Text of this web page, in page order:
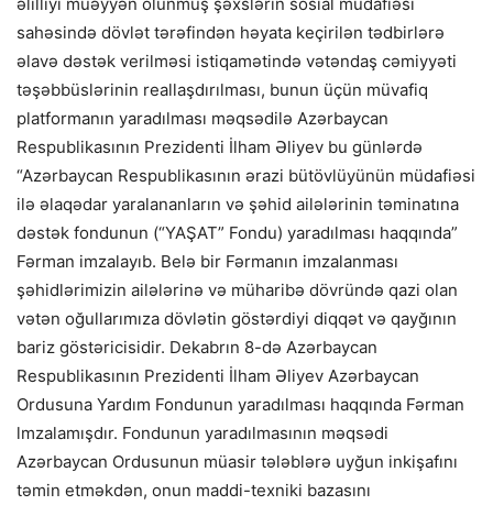
sahəsində dövlət tərəfindən həyata keçirilən tədbirlərə
əlavə dəstək verilməsi istiqamətində vətəndaş cəmiyyəti
təşəbbüslərinin reallaşdırılması, bunun üçün müvafiq
platformanın yaradılması məqsədilə Azərbaycan
Respublikasının Prezidenti İlham Əliyev bu günlərdə
“Azərbaycan Respublikasının ərazi bütövlüyünün müdafiəsi
ilə əlaqədar yaralananların və şəhid ailələrinin təminatına
dəstək fondunun (“YAŞAT” Fondu) yaradılması haqqında”
Fərman imzalayıb. Belə bir Fərmanın imzalanması
şəhidlərimizin ailələrinə və müharibə dövründə qazi olan
vətən oğullarımıza dövlətin göstərdiyi diqqət və qayğının
bariz göstəricisidir. Dekabrın 8-də Azərbaycan
Respublikasının Prezidenti İlham Əliyev Azərbaycan
Ordusuna Yardım Fondunun yaradılması haqqında Fərman
lmzalamışdır. Fondunun yaradılmasının məqsədi
Azərbaycan Ordusunun müasir tələblərə uyğun inkişafını
təmin etməkdən, onun maddi-texniki bazasını